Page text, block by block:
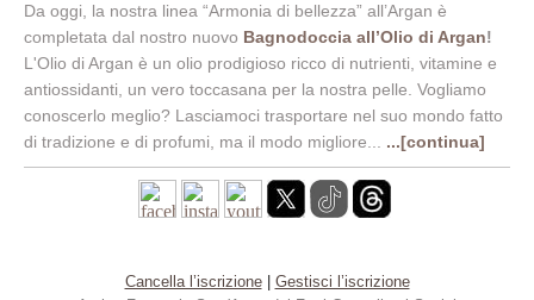
Da oggi, la nostra linea “Armonia di bellezza” all’Argan è
completata dal nostro nuovo Bagnodoccia all’Olio di Argan!
L'Olio di Argan è un olio prodigioso ricco di nutrienti, vitamine e
antiossidanti, un vero toccasana per la nostra pelle. Vogliamo
conoscerlo meglio? Lasciamoci trasportare nel suo mondo fatto
di tradizione e di profumi, ma il modo migliore...
...[continua]
Cancella l’iscrizione| Gestisci l’iscrizione